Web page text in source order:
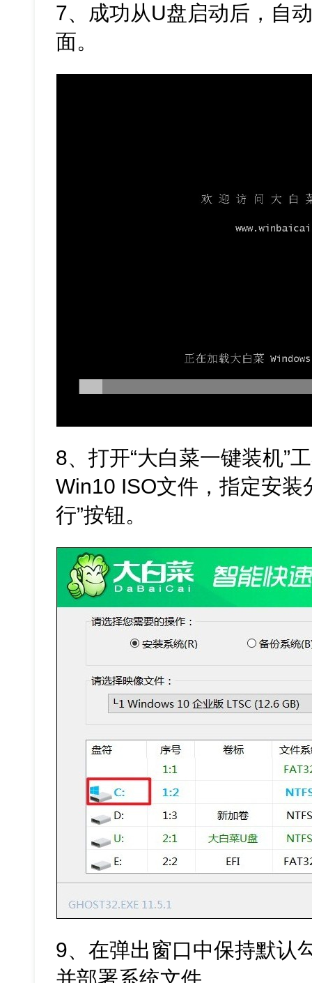
7、成功从U盘启动后，自
面。
8、打开“大白菜一键装机”
Win10 ISO文件，指定安装
行”按钮。
9、在弹出窗口中保持默认